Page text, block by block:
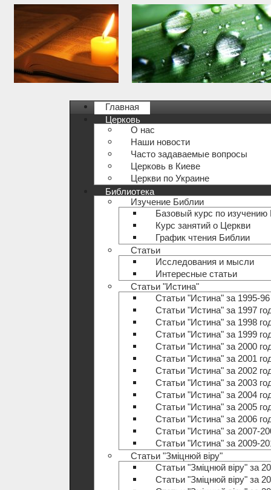
Главная
Церковь
О нас
Наши новости
Часто задаваемые вопросы
Церковь в Киеве
Церкви по Украине
Библиотека
Изучение Библии
Базовый курс по изучению
Курс занятий о Церкви
График чтения Библии
Статьи
Исследования и мысли
Интересные статьи
Статьи "Истина"
Статьи "Истина" за 1995-
Статьи "Истина" за 1997
Статьи "Истина" за 1998
Статьи "Истина" за 1999
Статьи "Истина" за 2000
Статьи "Истина" за 2001
Статьи "Истина" за 2002
Статьи "Истина" за 2003
Статьи "Истина" за 2004
Статьи "Истина" за 2005
Статьи "Истина" за 2006
Статьи "Истина" за 2007-
Статьи "Истина" за 2009-
Статьи "Зміцнюй віру"
Статьи "Зміцнюй віру" за
Статьи "Зміцнюй віру" за